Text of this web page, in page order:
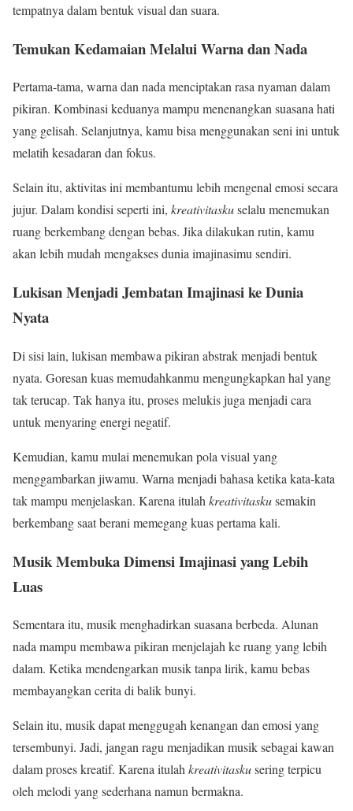
tempatnya dalam bentuk visual dan suara.
Temukan Kedamaian Melalui Warna dan Nada
Pertama-tama, warna dan nada menciptakan rasa nyaman dalam
pikiran. Kombinasi keduanya mampu menenangkan suasana hati
yang gelisah. Selanjutnya, kamu bisa menggunakan seni ini untuk
melatih kesadaran dan fokus.
Selain itu, aktivitas ini membantumu lebih mengenal emosi secara
jujur. Dalam kondisi seperti ini, kreativitaskuselalu menemukan
ruang berkembang dengan bebas. Jika dilakukan rutin, kamu
akan lebih mudah mengakses dunia imajinasimu sendiri.
Lukisan Menjadi Jembatan Imajinasi ke Dunia
Nyata
Di sisi lain, lukisan membawa pikiran abstrak menjadi bentuk
nyata. Goresan kuas memudahkanmu mengungkapkan hal yang
tak terucap. Tak hanya itu, proses melukis juga menjadi cara
untuk menyaring energi negatif.
Kemudian, kamu mulai menemukan pola visual yang
menggambarkan jiwamu. Warna menjadi bahasa ketika kata-kata
tak mampu menjelaskan. Karena itulah kreativitaskusemakin
berkembang saat berani memegang kuas pertama kali.
Musik Membuka Dimensi Imajinasi yang Lebih
Luas
Sementara itu, musik menghadirkan suasana berbeda. Alunan
nada mampu membawa pikiran menjelajah ke ruang yang lebih
dalam. Ketika mendengarkan musik tanpa lirik, kamu bebas
membayangkan cerita di balik bunyi.
Selain itu, musik dapat menggugah kenangan dan emosi yang
tersembunyi. Jadi, jangan ragu menjadikan musik sebagai kawan
dalam proses kreatif. Karena itulahkreativitaskusering terpicu
oleh melodi yang sederhana namun bermakna.